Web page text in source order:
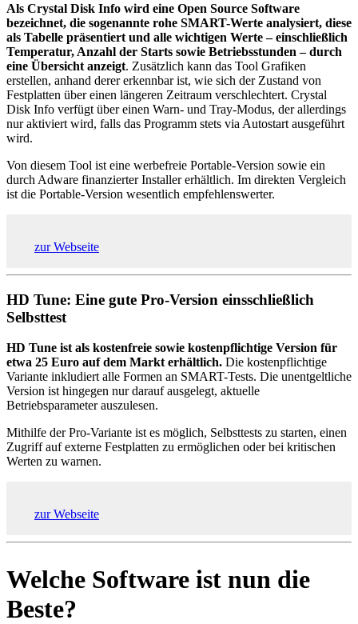
Als Crystal Disk Info wird eine Open Source Software
bezeichnet, die sogenannte rohe SMART-Werte analysiert, diese
als Tabelle präsentiert und alle wichtigen Werte – einschließlich
Temperatur, Anzahl der Starts sowie Betriebsstunden – durch
eine Übersicht anzeigt. Zusätzlich kann das Tool Grafiken
erstellen, anhand derer erkennbar ist, wie sich der Zustand von
Festplatten über einen längeren Zeitraum verschlechtert. Crystal
Disk Info verfügt über einen Warn- und Tray-Modus, der allerdings
nur aktiviert wird, falls das Programm stets via Autostart ausgeführt
wird.
Von diesem Tool ist eine werbefreie Portable-Version sowie ein
durch Adware finanzierter Installer erhältlich. Im direkten Vergleich
ist die Portable-Version wesentlich empfehlenswerter.
zur Webseite
HD Tune: Eine gute Pro-Version einsschließlich
Selbsttest
HD Tune ist als kostenfreie sowie kostenpflichtige Version für
etwa 25 Euro auf dem Markt erhältlich. Die kostenpflichtige
Variante inkludiert alle Formen an SMART-Tests. Die unentgeltliche
Version ist hingegen nur darauf ausgelegt, aktuelle
Betriebsparameter auszulesen.
Mithilfe der Pro-Variante ist es möglich, Selbsttests zu starten, einen
Zugriff auf externe Festplatten zu ermöglichen oder bei kritischen
Werten zu warnen.
zur Webseite
Welche Software ist nun die
Beste?